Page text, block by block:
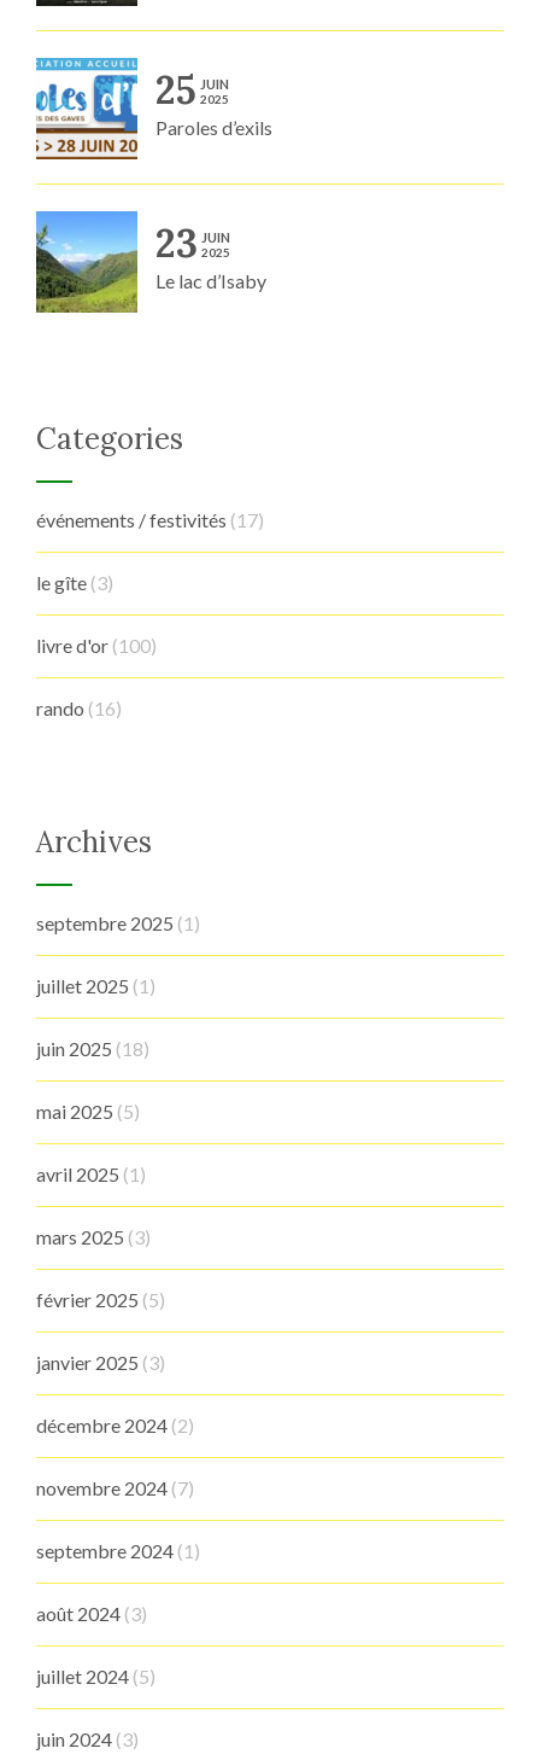
25 JUIN
2025
Paroles d’exils
23 JUIN
2025
Le lac d’Isaby
Categories
événements / festivités (17)
le gîte (3)
livre d'or (100)
rando (16)
Archives
septembre 2025 (1)
juillet 2025 (1)
juin 2025 (18)
mai 2025 (5)
avril 2025 (1)
mars 2025 (3)
février 2025 (5)
janvier 2025 (3)
décembre 2024 (2)
novembre 2024 (7)
septembre 2024 (1)
août 2024 (3)
juillet 2024 (5)
juin 2024 (3)